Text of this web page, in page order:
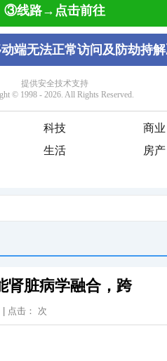
科技 商业
生活 房产
肾脏病学融合，跨
| 点击： 次